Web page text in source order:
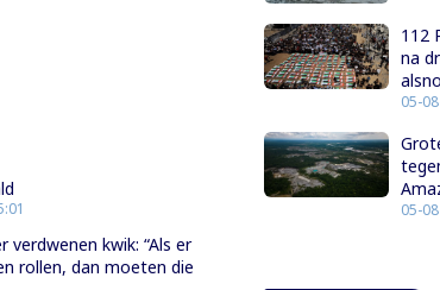
verdwenen kwik: “Als er
rollen, dan moeten die
112
na
05-
05-